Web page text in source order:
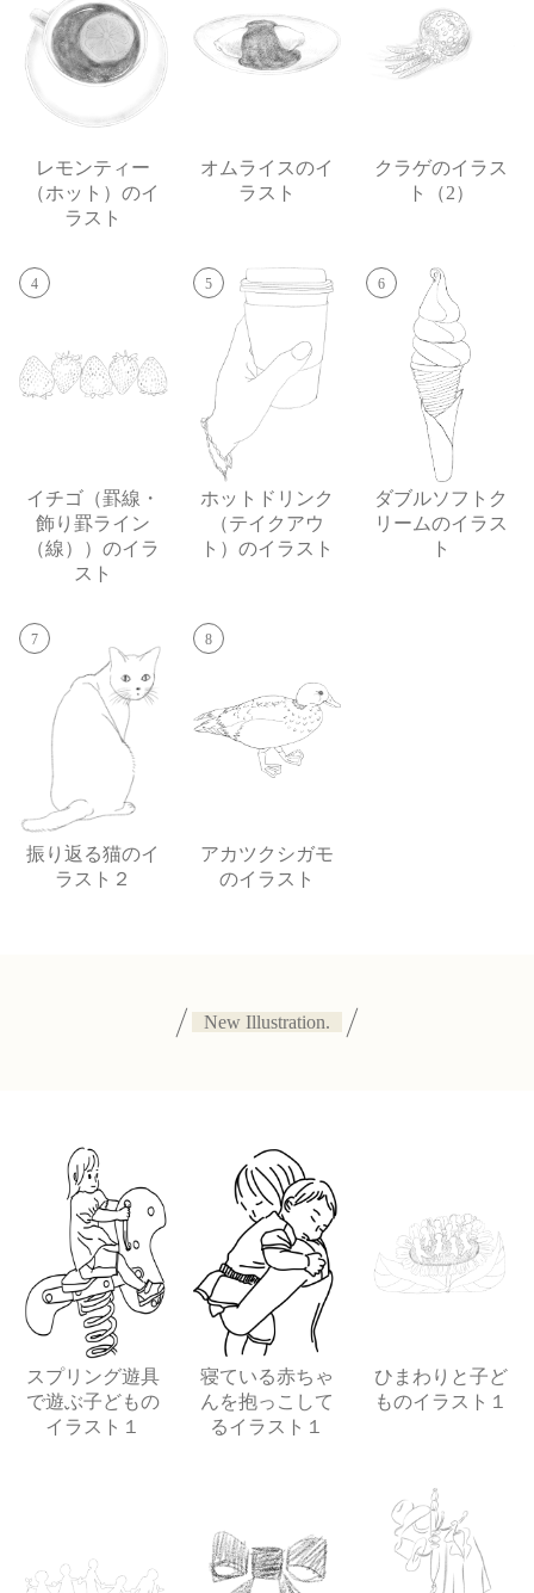
レモンティー
（ホット）のイ
ラスト
オムライスのイ
ラスト
クラゲのイラス
ト（2）
4
イチゴ（罫線・
飾り罫ライン
（線））のイラ
スト
5
ホットドリンク
（テイクアウ
ト）のイラスト
6
ダブルソフトク
リームのイラス
ト
7
振り返る猫のイ
ラスト２
8
アカツクシガモ
のイラスト
New Illustration.
スプリング遊具
で遊ぶ子どもの
イラスト１
寝ている赤ちゃ
んを抱っこして
るイラスト１
ひまわりと子ど
ものイラスト１